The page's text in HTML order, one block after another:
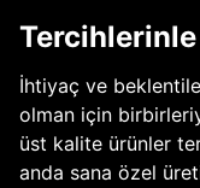
İhtiyaç ve
olman için
üst kalite ürünler
anda sana özel